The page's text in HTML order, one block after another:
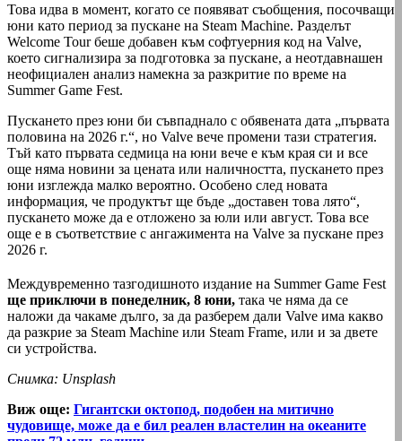
Това идва в момент, когато се появяват съобщения, посочващи
юни като период за пускане на Steam Machine. Разделът
Welcome Tour беше добавен към софтуерния код на Valve,
което сигнализира за подготовка за пускане, а неотдавнашен
неофициален анализ намекна за разкритие по време на
Summer Game Fest.
Пускането през юни би съвпаднало с обявената дата „първата
половина на 2026 г.“, но Valve вече промени тази стратегия.
Тъй като първата седмица на юни вече е към края си и все
още няма новини за цената или наличността, пускането през
юни изглежда малко вероятно. Особено след новата
информация, че продуктът ще бъде „доставен това лято“,
пускането може да е отложено за юли или август. Това все
още е в съответствие с ангажимента на Valve за пускане през
2026 г.
Междувременно тазгодишното издание на Summer Game Fest
ще приключи в понеделник, 8 юни, така че няма да се
наложи да чакаме дълго, за да разберем дали Valve има какво
да разкрие за Steam Machine или Steam Frame, или и за двете
си устройства.
Снимка: Unsplash
Виж още: Гигантски октопод, подобен на митично
чудовище, може да е бил реален властелин на океаните